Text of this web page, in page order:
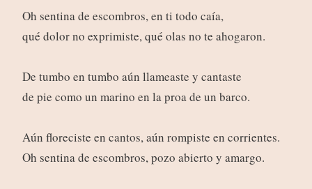
Oh sentina de escombros, en ti todo caía,
qué dolor no exprimiste, qué olas no te ahogaron.
De tumbo en tumbo aún llameaste y cantaste
de pie como un marino en la proa de un barco.
Aún floreciste en cantos, aún rompiste en corrientes.
Oh sentina de escombros, pozo abierto y amargo.